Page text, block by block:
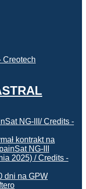
kontrakt na
NG-III
dni na GPW